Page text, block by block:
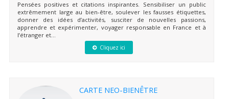
Pensées positives et citations inspirantes. Sensibiliser un public
extrêmement large au bien-être, soulever les fausses étiquettes,
donner des idées d’activités, susciter de nouvelles passions,
apprendre et expérimenter, voyager responsable en France et à
l’étranger et...
Cliquez ici
CARTE NEO-BIENÊTRE